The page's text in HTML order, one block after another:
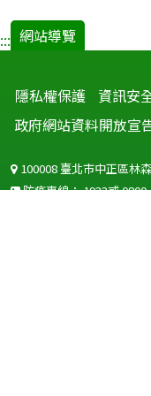
::: 網站導覽
隱私權保護 資訊安
政府網站資料開放宣
100008 臺北市中正區林
防疫專線：1922或